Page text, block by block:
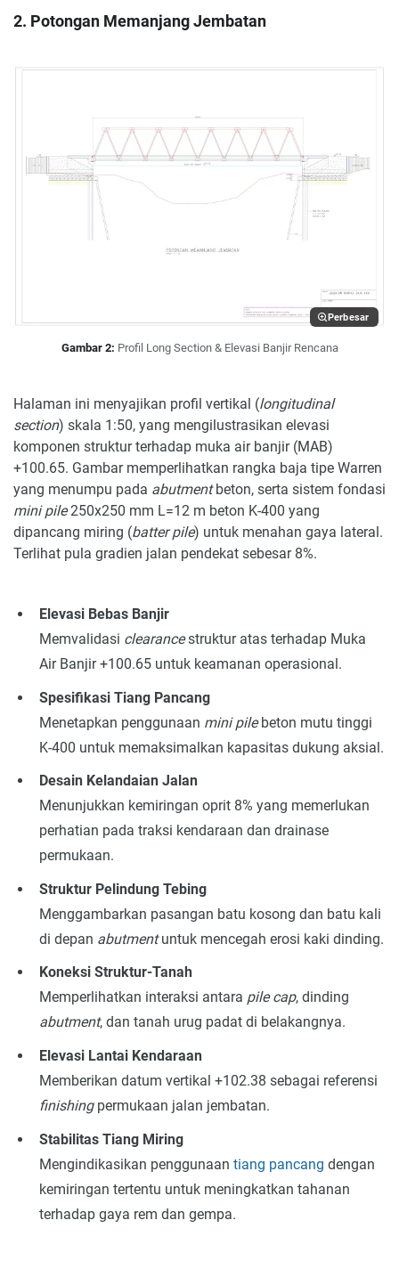
2. Potongan Memanjang Jembatan
Perbesar
Gambar 2: Profil Long Section & Elevasi Banjir Rencana
Halaman ini menyajikan profil vertikal (longitudinal
section) skala 1:50, yang mengilustrasikan elevasi
komponen struktur terhadap muka air banjir (MAB)
+100.65. Gambar memperlihatkan rangka baja tipe Warren
yang menumpu pada abutmentbeton, serta sistem fondasi
mini pile250x250 mm L=12 m beton K-400 yang
dipancang miring (batter pile) untuk menahan gaya lateral.
Terlihat pula gradien jalan pendekat sebesar 8%.
Elevasi Bebas Banjir
Memvalidasi clearancestruktur atas terhadap Muka
Air Banjir +100.65 untuk keamanan operasional.
Spesifikasi Tiang Pancang
Menetapkan penggunaan mini pilebeton mutu tinggi
K-400 untuk memaksimalkan kapasitas dukung aksial.
Desain Kelandaian Jalan
Menunjukkan kemiringan oprit 8% yang memerlukan
perhatian pada traksi kendaraan dan drainase
permukaan.
Struktur Pelindung Tebing
Menggambarkan pasangan batu kosong dan batu kali
di depan abutmentuntuk mencegah erosi kaki dinding.
Koneksi Struktur-Tanah
Memperlihatkan interaksi antara pile cap, dinding
abutment, dan tanah urug padat di belakangnya.
Elevasi Lantai Kendaraan
Memberikan datum vertikal +102.38 sebagai referensi
finishingpermukaan jalan jembatan.
Stabilitas Tiang Miring
Mengindikasikan penggunaan tiang pancang dengan
kemiringan tertentu untuk meningkatkan tahanan
terhadap gaya rem dan gempa.